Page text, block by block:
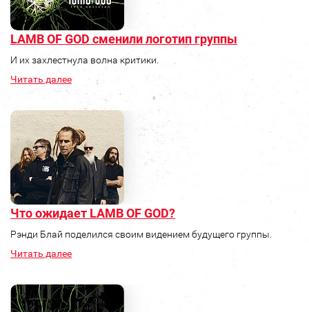
LAMB OF GOD сменили логотип группы
И их захлестнула волна критики.
Читать далее
Что ожидает LAMB OF GOD?
Рэнди Блай поделился своим видением будущего группы.
Читать далее